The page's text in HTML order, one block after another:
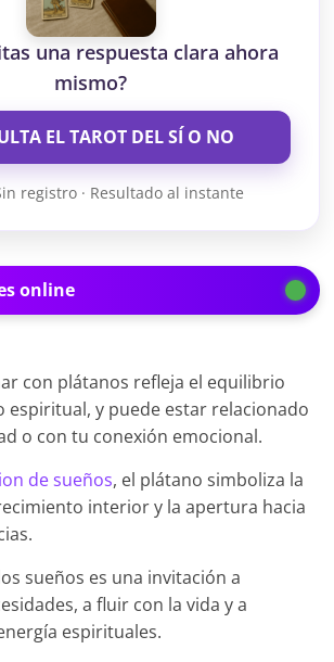
una respuesta clara ahora
mismo?
EL TAROT DEL SÍ O NO
registro · Resultado al instante
online
con plátanos refleja el equilibrio
espiritual, y puede estar relacionado
o con tu conexión emocional.
de sueños, el plátano simboliza la
interior y la apertura hacia
sueños es una invitación a
a fluir con la vida y a
espirituales.